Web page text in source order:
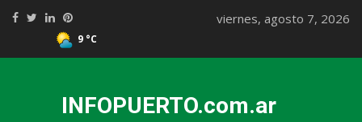
9 °C
viernes, agosto 7, 2026
INFOPUERTO.com.ar